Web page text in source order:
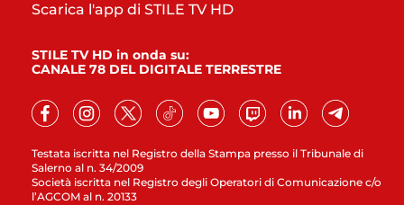
Testata iscritta nel Registro della Stampa presso il Tribunale di
Salerno al n. 34/2009
Società iscritta nel Registro degli Operatori di Comunicazione c/o
l’AGCOM al n. 20133
Scarica l'app di STILE TV HD
STILE TV HD in onda su:
CANALE 78 DEL DIGITALE TERRESTRE